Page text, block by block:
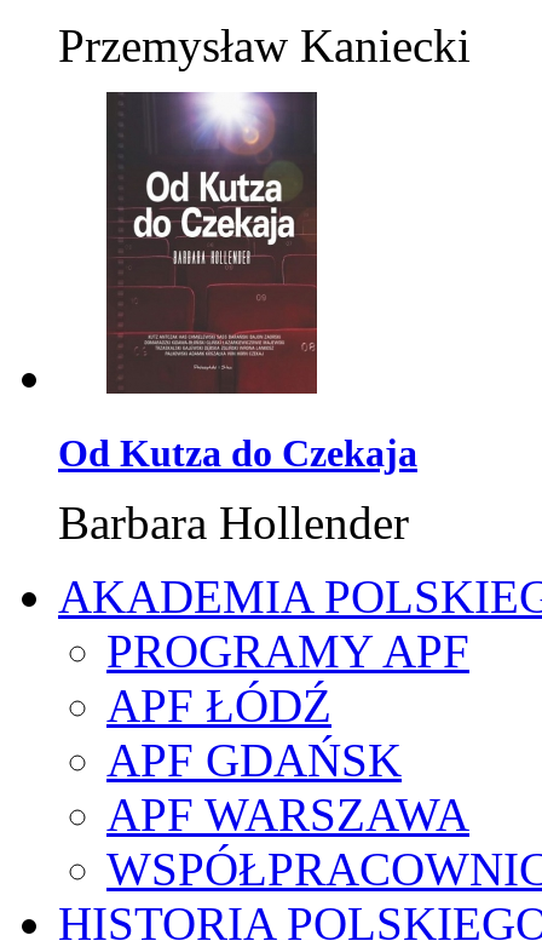
Przemysław Kaniecki
Od Kutza do Czekaja
Barbara Hollender
AKADEMIA
PROGRAMY APF
APF ŁÓDŹ
APF GDAŃSK
APF WARSZAWA
HISTORIA